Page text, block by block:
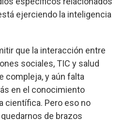
ejerciendo la inteligencia
que la interacción entre
sociales, TIC y salud
compleja, y aún falta
en el conocimiento
científica. Pero eso no
de brazos